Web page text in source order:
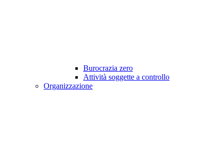
Burocrazia zero
Attività soggette a controllo
Organizzazione